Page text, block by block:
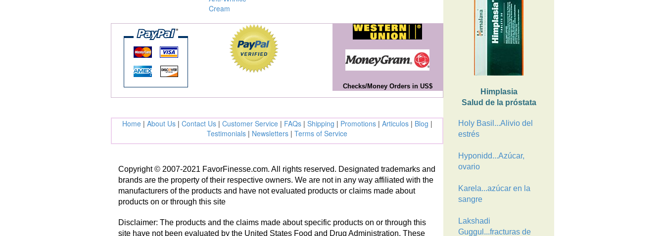
Cream
Checks/Money Orders in US$
Home| About Us| Contact Us| Customer Service| FAQs| Shipping | Promotions| Articulos| Blog |
Testimonials | Newsletters | Terms of Service
Copyright © 2007-2021 FavorFinesse.com. All rights reserved. Designated trademarks and
brands are the property of their respective owners. We are not in any way affiliated with the
manufacturers of the products and have not evaluated products or claims made about
products on or through this site
Disclaimer: The products and the claims made about specific products on or through this
site have not been evaluated by the United States Food and Drug Administration. These
Himplasia
Salud de la próstata
Holy Basil...Alivio del
estrés
Hyponidd...Azúcar,
ovario
Karela...azúcar en la
sangre
Lakshadi
Guggul...fracturas de